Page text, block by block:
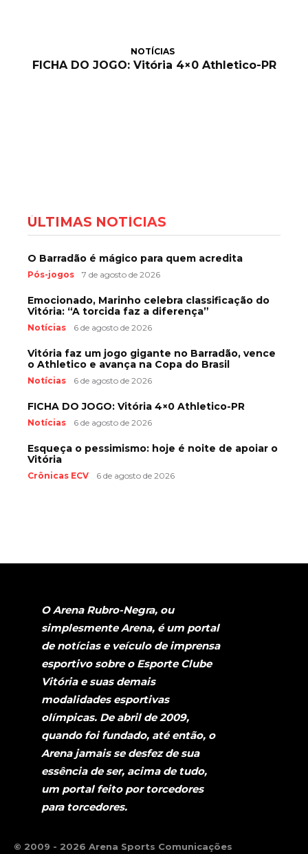
NOTÍCIAS
FICHA DO JOGO: Vitória 4×0 Athletico-PR
ÚLTIMAS NOTÍCIAS
O Barradão é mágico para quem acredita
Pós-jogos 7 de agosto de 2026
Emocionado, Marinho celebra classificação do
Vitória: “A torcida faz a diferença”
Notícias 6 de agosto de 2026
Vitória faz um jogo gigante no Barradão, vence
o Athletico e avança na Copa do Brasil
Notícias 6 de agosto de 2026
FICHA DO JOGO: Vitória 4×0 Athletico-PR
Notícias 6 de agosto de 2026
Esqueça o pessimismo: hoje é noite de apoiar o
Vitória
Crônicas ECV 6 de agosto de 2026
O Arena Rubro-Negra, ou
simplesmente Arena, é um portal
de notícias e veículo de imprensa
esportivo sobre o Esporte Clube
Vitória e suas demais
modalidades esportivas
olímpicas. De abril de 2009,
quando foi fundado, até então, o
Arena jamais se desfez de sua
essência de ser, acima de tudo,
um portal feito por torcedores
para torcedores.
© 2009 - 2026 Arena Sports Comunicações